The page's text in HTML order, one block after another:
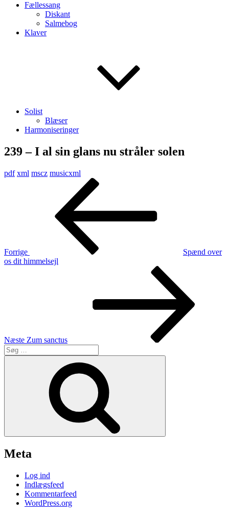
Fællessang
Diskant
Salmebog
Klaver
Solist
Blæser
Harmoniseringer
239 – I al sin glans nu stråler solen
pdf xml mscz musicxml
Indlægsnavigation
Forrige
Spænd over
os dit himmelsejl
Næste Zum sanctus
Søg
efter:
Meta
Log ind
Indlægsfeed
Kommentarfeed
WordPress.org